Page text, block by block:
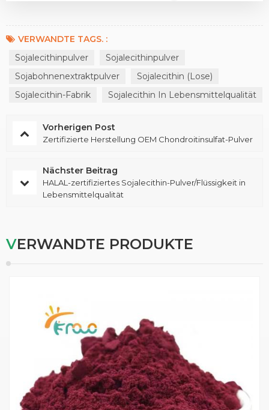
VERWANDTE TAGS. :
Sojalecithinpulver
Sojalecithinpulver
Sojabohnenextraktpulver
Sojalecithin (lose)
Sojalecithin-Fabrik
Sojalecithin In Lebensmittelqualität
Vorherigen Post
Zertifizierte Herstellung OEM Chondroitinsulfat-Pulver
Nächster Beitrag
HALAL-zertifiziertes Sojalecithin-Pulver/Flüssigkeit in
Lebensmittelqualität
VERWANDTE PRODUKTE